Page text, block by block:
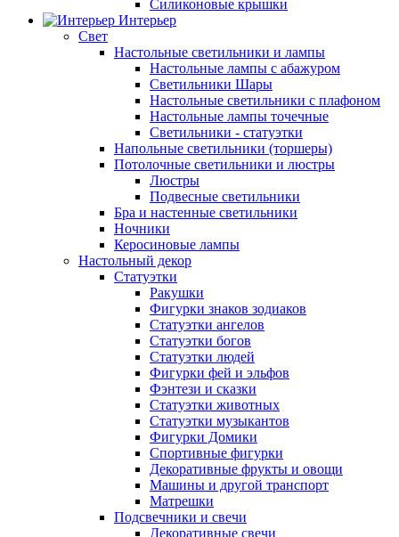
Силиконовые крышки
Интерьер
Свет
Настольные светильники и лампы
Настольные лампы с абажуром
Светильники Шары
Настольные светильники с плафоном
Настольные лампы точечные
Светильники - статуэтки
Напольные светильники (торшеры)
Потолочные светильники и люстры
Люстры
Подвесные светильники
Бра и настенные светильники
Ночники
Керосиновые лампы
Настольный декор
Статуэтки
Ракушки
Фигурки знаков зодиаков
Статуэтки ангелов
Статуэтки богов
Статуэтки людей
Фигурки фей и эльфов
Фэнтези и сказки
Статуэтки животных
Статуэтки музыкантов
Фигурки Домики
Спортивные фигурки
Декоративные фрукты и овощи
Машины и другой транспорт
Матрешки
Подсвечники и свечи
Декоративные свечи